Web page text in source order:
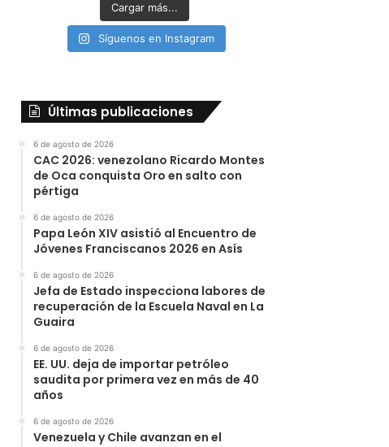
Cargar más...
Síguenos en Instagram
Últimas publicaciones
6 de agosto de 2026
CAC 2026: venezolano Ricardo Montes
de Oca conquista Oro en salto con
pértiga
6 de agosto de 2026
Papa León XIV asistió al Encuentro de
Jóvenes Franciscanos 2026 en Asís
6 de agosto de 2026
Jefa de Estado inspecciona labores de
recuperación de la Escuela Naval en La
Guaira
6 de agosto de 2026
EE. UU. deja de importar petróleo
saudita por primera vez en más de 40
años
6 de agosto de 2026
Venezuela y Chile avanzan en el